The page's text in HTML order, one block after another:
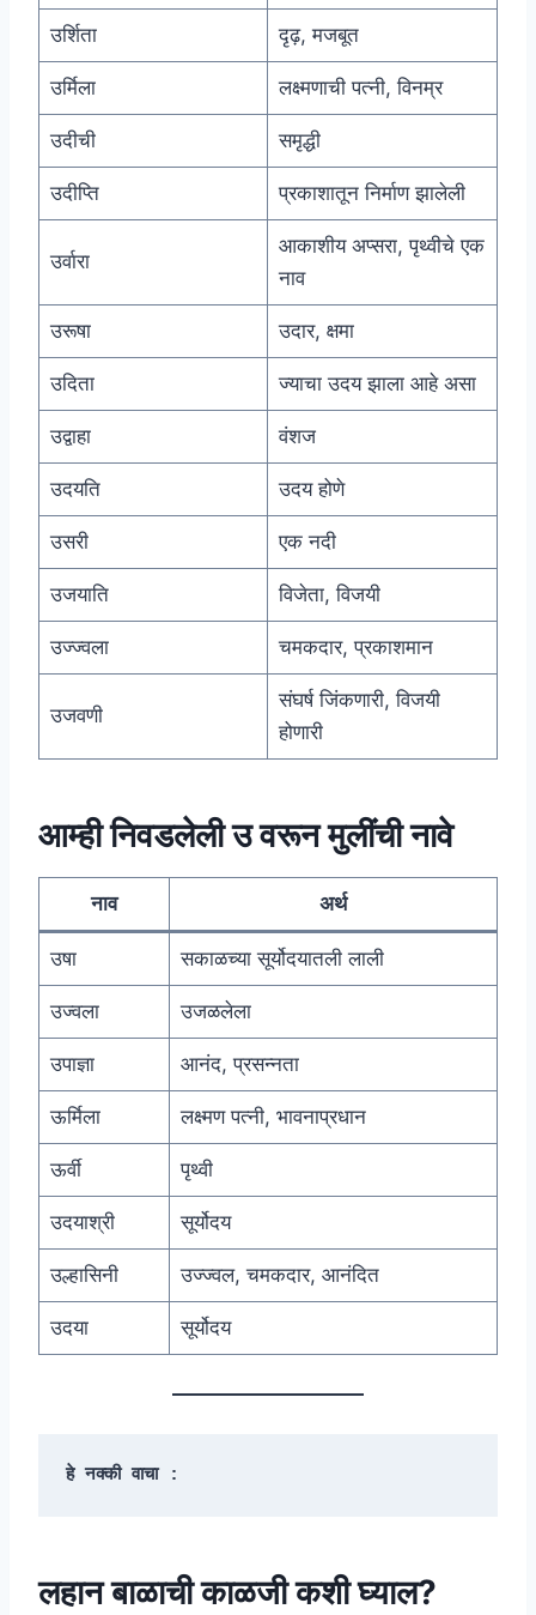
उर्शिता दृढ़, मजबूत
उर्मिला लक्ष्मणाची पत्नी, विनम्र
उदीची समृद्धी
उदीप्ति प्रकाशातून निर्माण झालेली
उर्वारा
आकाशीय अप्सरा, पृथ्वीचे एक
नाव
उरूषा उदार, क्षमा
उदिता ज्याचा उदय झाला आहे असा
उद्वाहा वंशज
उदयति उदय होणे
उसरी एक नदी
उजयाति विजेता, विजयी
उज्ज्वला चमकदार, प्रकाशमान
उजवणी
संघर्ष जिंकणारी, विजयी
होणारी
आम्ही निवडलेली उ वरून मुलींची नावे
नाव अर्थ
उषा सकाळच्या सूर्योदयातली लाली
उज्वला उजळलेला
उपाज्ञा आनंद, प्रसन्नता
ऊर्मिला लक्ष्मण पत्नी, भावनाप्रधान
ऊर्वी पृथ्वी
उदयाश्री सूर्योदय
उल्हासिनी उज्ज्वल, चमकदार, आनंदित
उदया सूर्योदय
हे नक्की वाचा :
लहान बाळाची काळजी कशी घ्याल?